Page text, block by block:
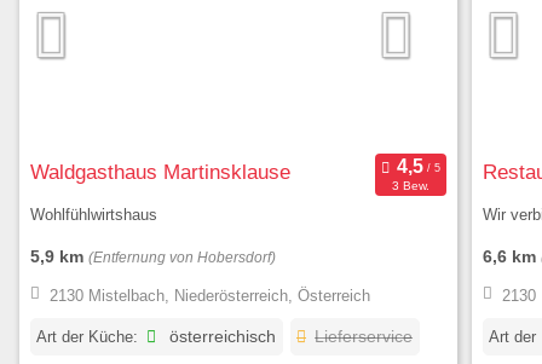
Waldgasthaus Martinsklause
3 Bew.
Wohlfühlwirtshaus
5,9 km (Entfernung von Hobersdorf)
2130 Mistelbach, Niederösterreich, Österreich
Art der Küche: österreichisch Lieferservice
Wir
6,6 km
2130
Art der